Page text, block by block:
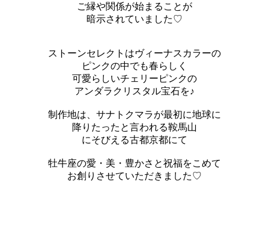
ご縁や関係が始まることが
暗示されていました♡
ストーンセレクトはヴィーナスカラーの
ピンクの中でも春らしく
可愛らしいチェリーピンクの
アンダラクリスタル宝石を♪
制作地は、サナトクマラが最初に地球に
降りたったと言われる鞍馬山
にそびえる古都京都にて
牡牛座の愛・美・豊かさと祝福をこめて
お創りさせていただきました♡